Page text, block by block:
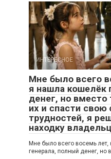
ИНТЕРЕСНОЕ
Мне было всего
я нашла кошелёк
денег, но вместо
их и спасти
трудностей, я
находку
Мне было всего восемь
генерала, полный денег, но